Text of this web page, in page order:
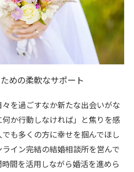
めの柔軟なサポート
を過ごすなか新たな出会いがな
か行動しなければ」と焦りを感
も多くの方に幸せを掴んでほし
イン完結の結婚相談所を営んで
間を活用しながら婚活を進めら